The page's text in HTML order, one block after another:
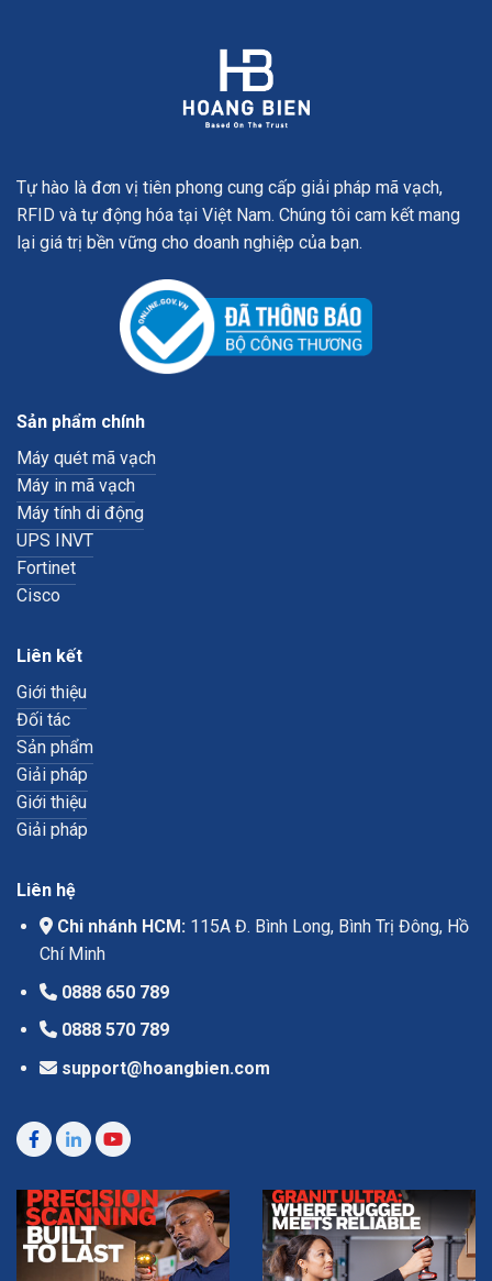
Tự hào là đơn vị tiên phong cung cấp giải pháp mã vạch,
RFID và tự động hóa tại Việt Nam. Chúng tôi cam kết mang
lại giá trị bền vững cho doanh nghiệp của bạn.
Sản phẩm chính
Máy quét mã vạch
Máy in mã vạch
Máy tính di động
UPS INVT
Fortinet
Cisco
Liên kết
Giới thiệu
Đối tác
Sản phẩm
Giải pháp
Giới thiệu
Giải pháp
Liên hệ
Chi nhánh HCM:115A Đ. Bình Long, Bình Trị Đông, Hồ
Chí Minh
0888 650 789
0888 570 789
support@hoangbien.com